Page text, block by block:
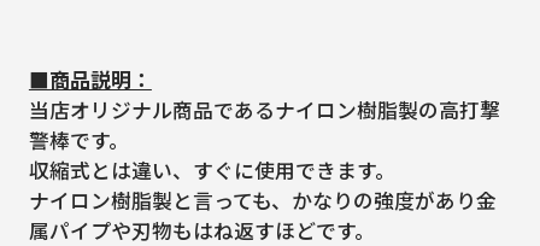
■商品説明：
当店オリジナル商品であるナイロン樹脂製の高打撃
警棒です。
収縮式とは違い、すぐに使用できます。
ナイロン樹脂製と言っても、かなりの強度があり金
属パイプや刃物もはね返すほどです。